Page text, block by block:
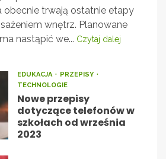
obecnie trwają ostatnie etapy
wnętrz. Planowane
nastąpić we... Czytaj dalej
EDUKACJA
PRZEPISY
TECHNOLOGIE
Nowe przepisy
dotyczące telefonów w
szkołach od września
2023